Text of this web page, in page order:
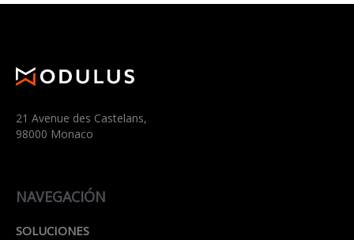
21 Avenue des Castelans,
98000 Monaco
NAVEGACIÓN
SOLUCIONES